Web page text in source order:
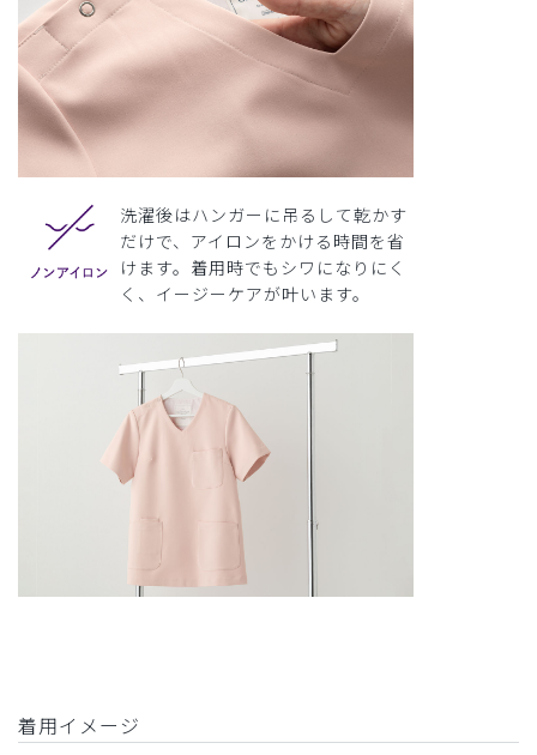
洗濯後はハンガーに吊るして乾かす
だけで、アイロンをかける時間を省
けます。着用時でもシワになりにく
く、イージーケアが叶います。
着用イメージ